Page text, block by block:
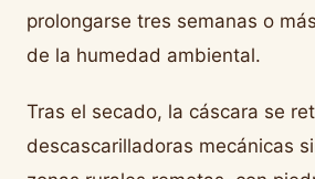
prolongarse tres semanas o
de la humedad ambiental.
Tras el secado, la cáscara se
descascarilladoras mecánicas